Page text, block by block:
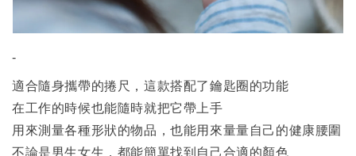
-
適合隨身攜帶的捲尺，這款搭配了鑰匙圈的功能
在工作的時候也能隨時就把它帶上手
用來測量各種形狀的物品，也能用來量量自己的健康腰圍
不論是男生女生，都能簡單找到自己合適的顏色